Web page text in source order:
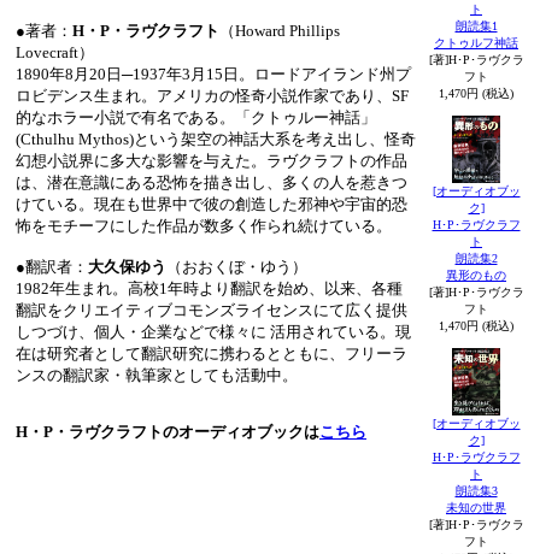
●著者： H・P・ラヴクラフト
（Howard Phillips
Lovecraft）
1890年8月20日─1937年3月15日。ロードアイランド州プ
ロビデンス生まれ。アメリカの怪奇小説作家であり、SF
的なホラー小説で有名である。「クトゥルー神話」
(Cthulhu Mythos)という架空の神話大系を考え出し、怪奇
幻想小説界に多大な影響を与えた。ラヴクラフトの作品
は、潜在意識にある恐怖を描き出し、多くの人を惹きつ
けている。現在も世界中で彼の創造した邪神や宇宙的恐
怖をモチーフにした作品が数多く作られ続けている。
●翻訳者： 大久保ゆう
（おおくぼ・ゆう）
1982年生まれ。高校1年時より翻訳を始め、以来、各種
翻訳をクリエイティブコモンズライセンスにて広く提供
しつづけ、個人・企業などで様々に 活用されている。現
在は研究者として翻訳研究に携わるとともに、フリーラ
ンスの翻訳家・執筆家としても活動中。
H・P・ラヴクラフトのオーディオブックはこちら
ト
朗読集1
クトゥルフ神話
[著]H･P･ラヴクラ
フト
1,470円 (税込)
[オーディオブッ
ク]
H･P･ラヴクラフ
ト
朗読集2
異形のもの
[著]H･P･ラヴクラ
フト
1,470円 (税込)
[オーディオブッ
ク]
H･P･ラヴクラフ
ト
朗読集3
未知の世界
[著]H･P･ラヴクラ
フト